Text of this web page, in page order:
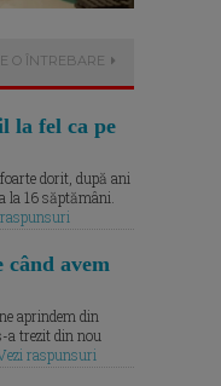
O ÎNTREBARE
la fel ca pe
dorit, după ani
la 16 săptămâni.
când avem
aprindem din
a trezit din nou
raspunsuri